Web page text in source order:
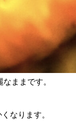
ままです。
なります。